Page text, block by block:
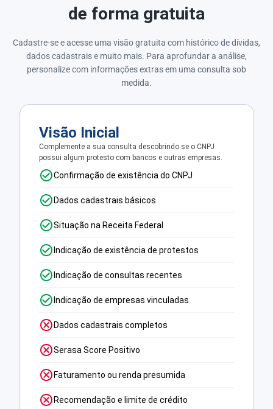
de forma gratuita
Cadastre-se e acesse uma visão gratuita com histórico de dívidas,
dados cadastrais e muito mais. Para aprofundar a análise,
personalize com informações extras em uma consulta sob
medida.
Visão Inicial
Complemente a sua consulta descobrindo se o CNPJ
possui algum protesto com bancos e outras empresas.
Confirmação de existência do CNPJ
Dados cadastrais básicos
Situação na Receita Federal
Indicação de existência de protestos
Indicação de consultas recentes
Indicação de empresas vinculadas
Dados cadastrais completos
Serasa Score Positivo
Faturamento ou renda presumida
Recomendação e limite de crédito